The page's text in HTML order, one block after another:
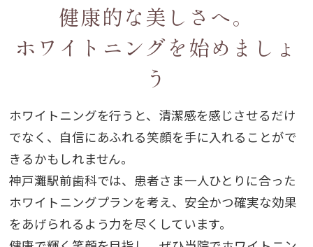
健康的な美しさへ。
ホワイトニングを始めましょ
う
ホワイトニングを行うと、清潔感を感じさせるだけ
でなく、自信にあふれる笑顔を手に入れることがで
きるかもしれません。
神戸灘駅前歯科では、患者さま一人ひとりに合った
ホワイトニングプランを考え、安全かつ確実な効果
をあげられるよう力を尽くしています。